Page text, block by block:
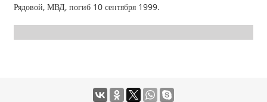
Рядовой, МВД, погиб 10 сентября 1999.